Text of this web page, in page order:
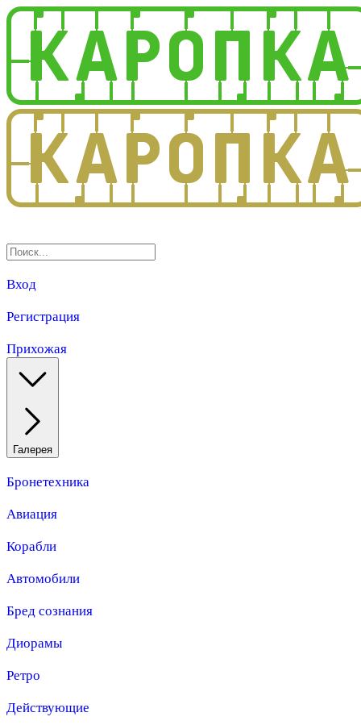
Вход
Регистрация
Прихожая
Галерея
Бронетехника
Авиация
Корабли
Автомобили
Бред сознания
Диорамы
Ретро
Действующие